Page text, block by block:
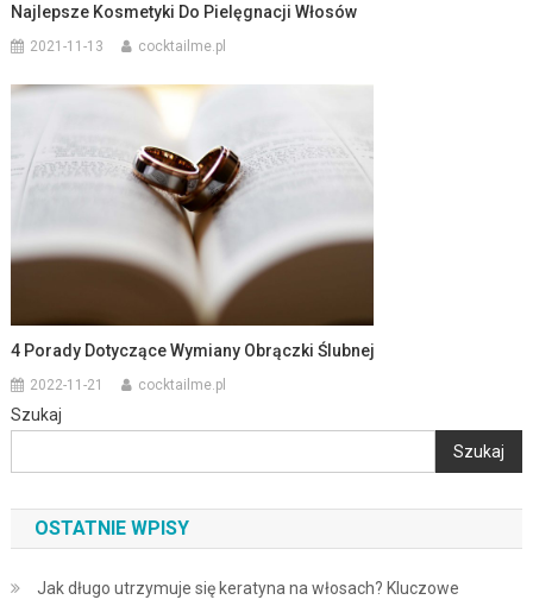
Najlepsze Kosmetyki Do Pielęgnacji Włosów
2021-11-13 cocktailme.pl
4 Porady Dotyczące Wymiany Obrączki Ślubnej
2022-11-21 cocktailme.pl
Szukaj
Szukaj
OSTATNIE WPISY
Jak długo utrzymuje się keratyna na włosach? Kluczowe